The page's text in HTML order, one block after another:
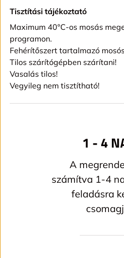
Tisztítási tájékoztató
Maximum 40°C-os mosás
programon.
Fehérítőszert tartalmazó
Tilos szárítógépben szárítani!
Vasalás tilos!
Vegyileg nem tisztítható!
1 - 4
A
számítva 1-4
feladásra